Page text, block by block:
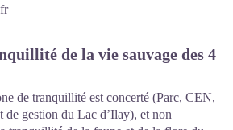
de la vie sauvage des 4
de tranquillité est concerté (Parc, CEN,
de gestion du Lac d’Ilay), et non